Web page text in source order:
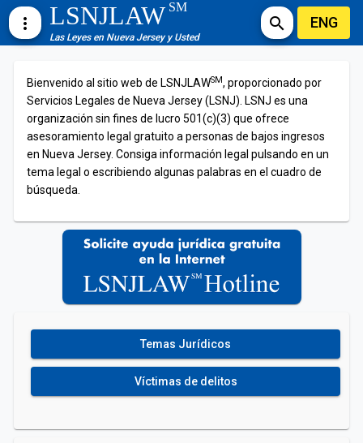
more_vert LSNJLAWSM
Las Leyes en Nueva Jersey y Usted
search ENG
Bienvenido al sitio web de LSNJLAWSM, proporcionado por
Servicios Legales de Nueva Jersey (LSNJ). LSNJ es una
organización sin fines de lucro 501(c)(3) que ofrece
asesoramiento legal gratuito a personas de bajos ingresos
en Nueva Jersey. Consiga información legal pulsando en un
tema legal o escribiendo algunas palabras en el cuadro de
búsqueda.
Temas Jurídicos
Víctimas de delitos